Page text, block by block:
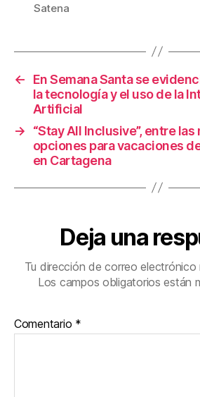
o
o
k
tir
Satena
←
En Semana Santa se
la tecnología y el uso de la
Artificial
→
“Stay All Inclusive”, entre las
opciones para vacaciones
en Cartagena
Deja una
Tu dirección de correo electrónico
Los campos obligatorios están
Comentario *